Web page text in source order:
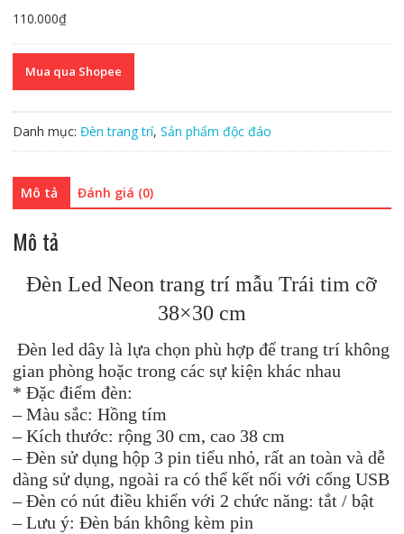
110.000₫
Mua qua Shopee
Danh mục: Đèn trang trí, Sản phẩm độc đáo
Mô tả Đánh giá (0)
Mô tả
Đèn Led Neon trang trí mẫu Trái tim cỡ
38×30 cm
Đèn led dây là lựa chọn phù hợp để trang trí không
gian phòng hoặc trong các sự kiện khác nhau
* Đặc điểm đèn:
– Màu sắc: Hồng tím
– Kích thước: rộng 30 cm, cao 38 cm
– Đèn sử dụng hộp 3 pin tiểu nhỏ, rất an toàn và dễ
dàng sử dụng, ngoài ra có thể kết nối với cổng USB
– Đèn có nút điều khiển với 2 chức năng: tắt / bật
– Lưu ý: Đèn bán không kèm pin